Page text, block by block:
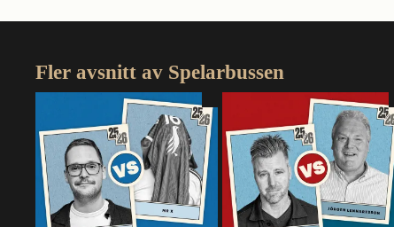
Fler avsnitt av Spelarbussen